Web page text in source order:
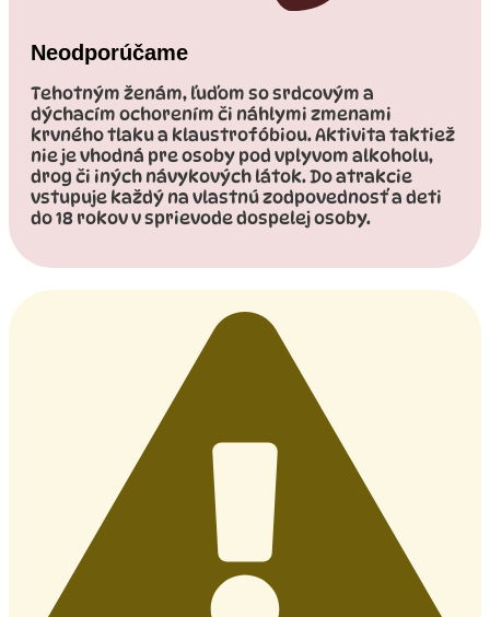
Neodporúčame​
Tehotným ženám, ľuďom so srdcovým a
dýchacím ochorením či náhlymi zmenami
krvného tlaku a klaustrofóbiou. Aktivita taktiež
nie je vhodná pre osoby pod vplyvom alkoholu,
drog či iných návykových látok. Do atrakcie
vstupuje každý na vlastnú zodpovednosť a deti
do 18 rokov v sprievode dospelej osoby.